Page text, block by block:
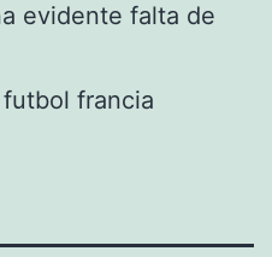
evidente falta de